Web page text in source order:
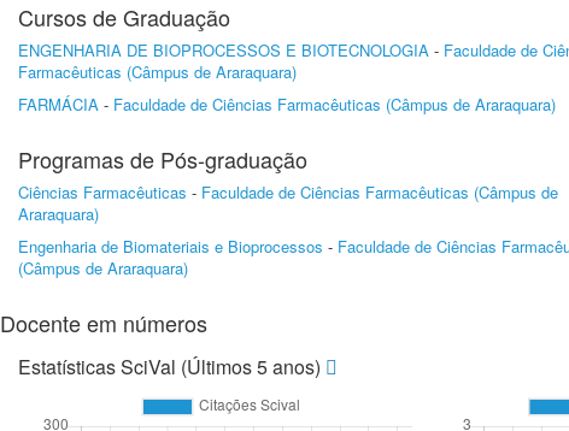
Cursos de Graduação
ENGENHARIA DE BIOPROCESSOS E BIOTECNOLOGIA - Faculdade de
Farmacêuticas (Câmpus de Araraquara)
FARMÁCIA - Faculdade de Ciências Farmacêuticas (Câmpus de Araraquara)
Programas de Pós-graduação
Ciências Farmacêuticas - Faculdade de Ciências Farmacêuticas (Câmpus de
Araraquara)
Engenharia de Biomateriais e Bioprocessos - Faculdade de Ciências
(Câmpus de Araraquara)
Docente em números
Estatísticas SciVal (Últimos 5 anos)